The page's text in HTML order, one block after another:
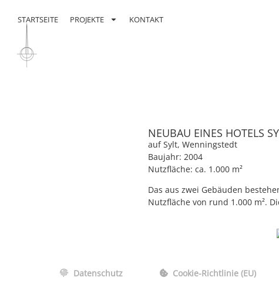
springen
STARTSEITE PROJEKTE KONTAKT
NEUBAU EINES HOTELS
auf Sylt, Wenningstedt
Baujahr: 2004
Nutzfläche: ca. 1.000 m²
Das aus zwei Gebäuden
Nutzfläche von rund 1.000 m².
Datenschutz Cookie-Richtlinie (EU)